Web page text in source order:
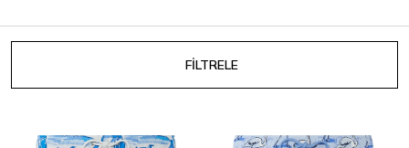
FİLTRELE